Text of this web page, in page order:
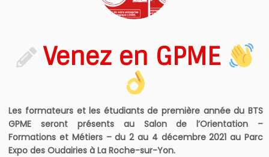
Venez en GPME
Les formateurs et les étudiants de première année du BTS
GPME seront présents au Salon de l’Orientation –
Formations et Métiers – du 2 au 4 décembre 2021 au Parc
Expo des Oudairies à La Roche-sur-Yon.